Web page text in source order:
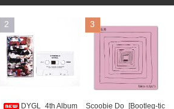
2
DYGL_4th Album
3
Scoobie Do_[Bootleg-tic